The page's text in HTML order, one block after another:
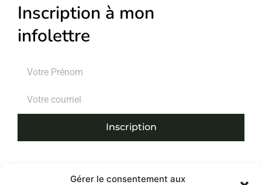
Gérer le consentement aux
Inscription à mon
infolettre
Inscription